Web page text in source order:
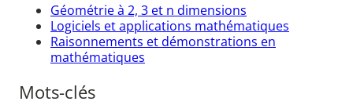
Géométrie à 2, 3 et n dimensions
Logiciels et applications mathématiques
Raisonnements et démonstrations en
mathématiques
Mots-clés